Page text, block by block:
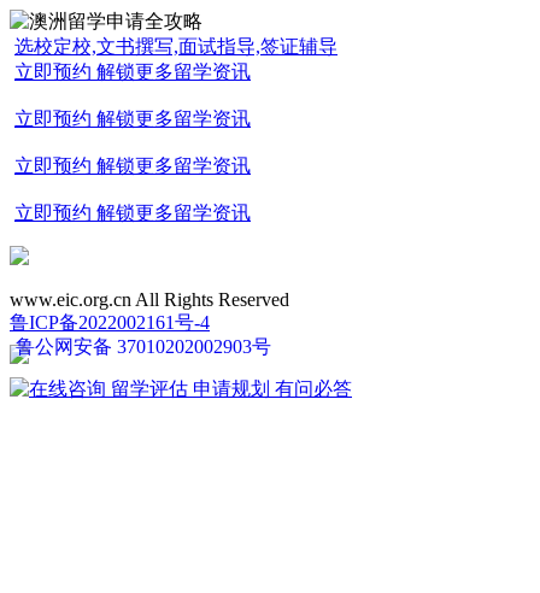
选校定校,文书撰写,面试指导,签证辅导
立即预约 解锁更多留学资讯
立即预约 解锁更多留学资讯
立即预约 解锁更多留学资讯
立即预约 解锁更多留学资讯
www.eic.org.cn All Rights Reserved
鲁ICP备2022002161号-4
鲁公网安备 37010202002903号